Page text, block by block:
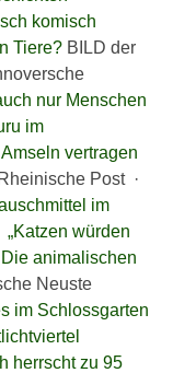
komisch
Tiere?BILD der
nur Menschen
im
Amseln vertragen
Rheinische Post ·
im
„Katzen würden
Die animalischen
Neuste
im Schlossgarten
herrscht zu 95